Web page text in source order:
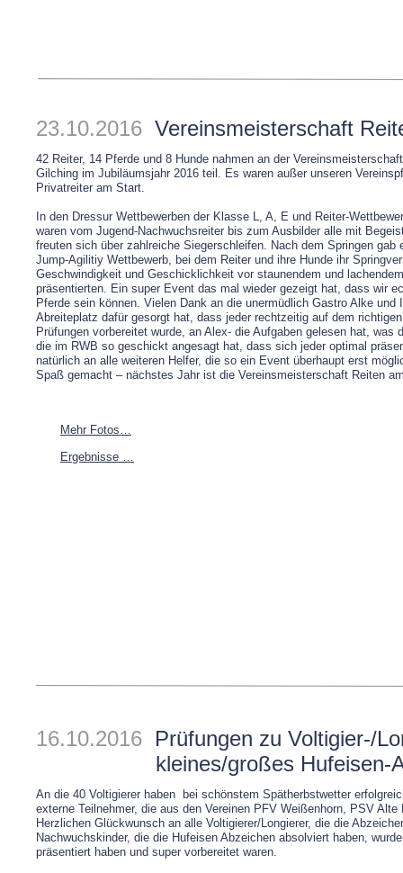
16.10.2016 Prüfungen zu Voltigier-/
kleines/großes Hufeisen-
An die 40 Voltigierer haben bei schönstem Spätherbstwetter
externe Teilnehmer, die aus den Vereinen PFV Weißenhorn, PSV
Herzlichen Glückwunsch an alle Voltigierer/Longierer, die die
Nachwuchskinder, die die Hufeisen Abzeichen absolviert haben,
präsentiert haben und super vorbereitet waren.
23.10.2016 Vereinsmeisterschaft
42 Reiter, 14 Pferde und 8 Hunde nahmen an der
Gilching im Jubiläumsjahr 2016 teil. Es waren außer unseren
Privatreiter am Start.
In den Dressur Wettbewerben der Klasse L, A, E und Reiter-
waren vom Jugend-Nachwuchsreiter bis zum Ausbilder alle mit
freuten sich über zahlreiche Siegerschleifen. Nach dem Springen gab
Jump-Agilitiy Wettbewerb, bei dem Reiter und ihre Hunde ihr
Geschwindigkeit und Geschicklichkeit vor staunendem und
präsentierten. Ein super Event das mal wieder gezeigt hat, dass wir
Pferde sein können. Vielen Dank an die unermüdlich Gastro Alke und
Abreiteplatz dafür gesorgt hat, dass jeder rechtzeitig auf dem
Prüfungen vorbereitet wurde, an Alex- die Aufgaben gelesen hat, was
die im RWB so geschickt angesagt hat, dass sich jeder optimal
natürlich an alle weiteren Helfer, die so ein Event überhaupt erst
Spaß gemacht – nächstes Jahr ist die Vereinsmeisterschaft Reiten
Mehr Fotos…
Ergebnisse …